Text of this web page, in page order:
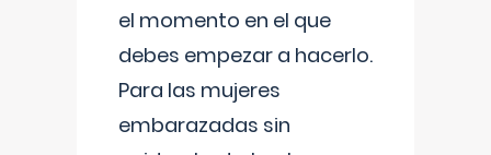
el momento en el que
debes empezar a hacerlo.
Para las mujeres
embarazadas sin